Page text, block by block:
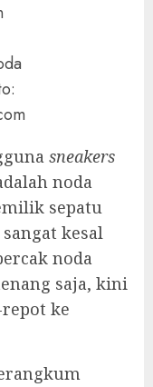
sneakers
noda
sepatu
kesal
noda
saja, kini
ke